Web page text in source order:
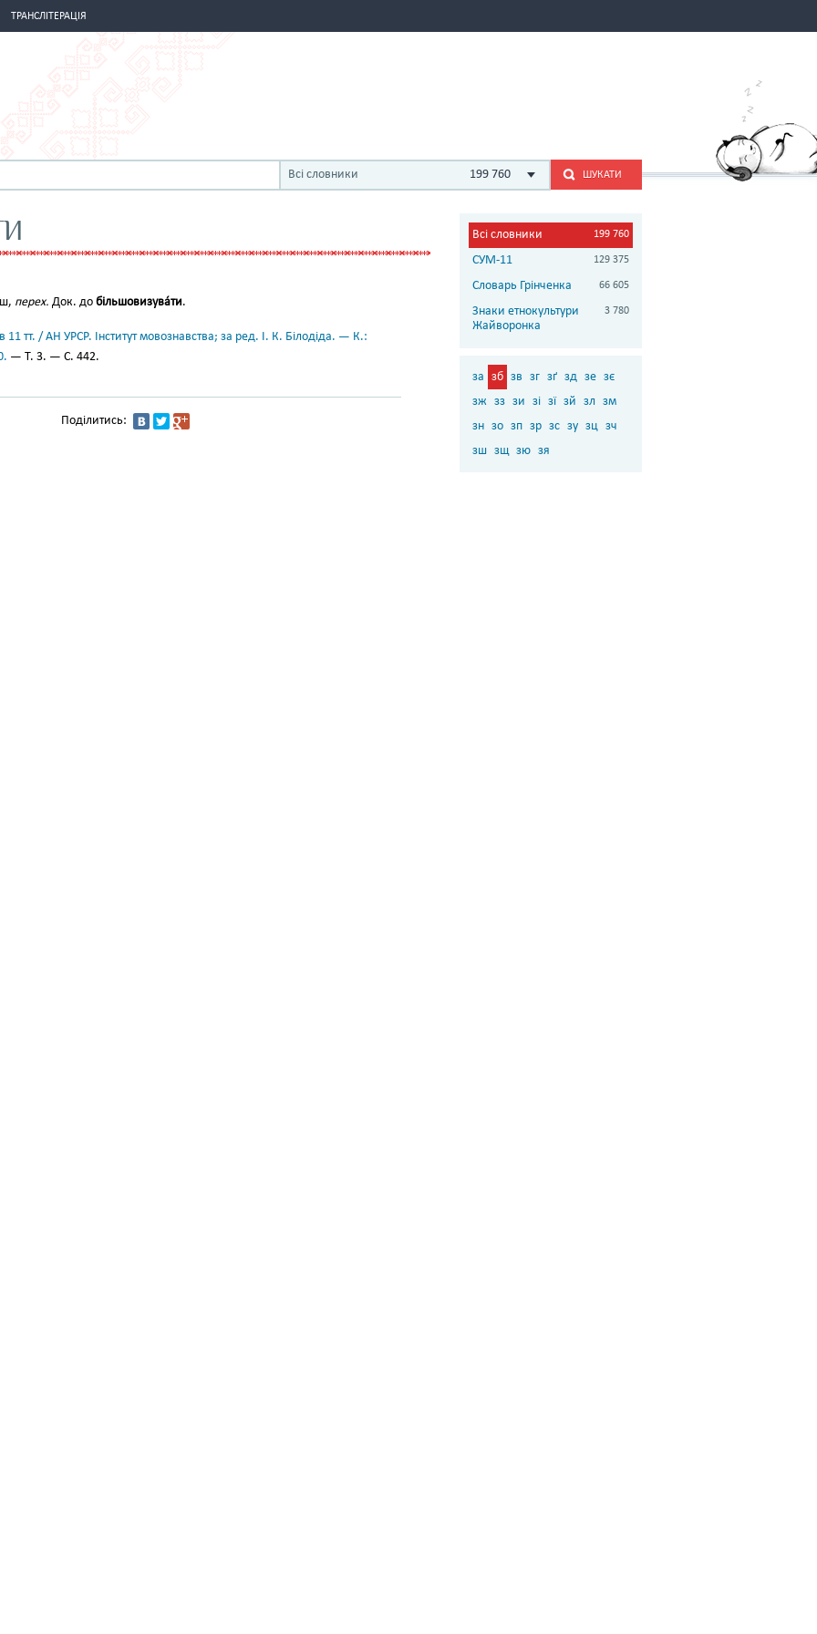
ТРАНСЛІТЕРАЦІЯ
Всі словники 199 760 ШУКАТИ
перех. Док. до більшовизува́ти.
11 тт. / АН УРСР. Інститут мовознавства; за ред. І. К. Білодіда. — К.:
— Т. 3. — С. 442.
Поділитись:
Всі словники 199 760
СУМ-11 129 375
Словарь Грінченка 66 605
Знаки етнокультури
Жайворонка
3 780
за зб зв зг зґ зд зе зє
зж зз зи зі зї зй зл зм
зн зо зп зр зс зу зц зч
зш зщ зю зя